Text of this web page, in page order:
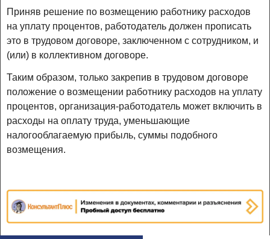
Приняв решение по возмещению работнику расходов
на уплату процентов, работодатель должен прописать
это в трудовом договоре, заключенном с сотрудником, и
(или) в коллективном договоре.
Таким образом, только закрепив в трудовом договоре
положение о возмещении работнику расходов на уплату
процентов, организация-работодатель может включить в
расходы на оплату труда, уменьшающие
налогооблагаемую прибыль, суммы подобного
возмещения.